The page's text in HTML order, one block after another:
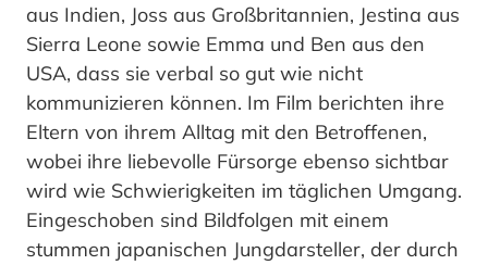
aus Indien, Joss aus Großbritannien, Jestina aus
Sierra Leone sowie Emma und Ben aus den
USA, dass sie verbal so gut wie nicht
kommunizieren können. Im Film berichten ihre
Eltern von ihrem Alltag mit den Betroffenen,
wobei ihre liebevolle Fürsorge ebenso sichtbar
wird wie Schwierigkeiten im täglichen Umgang.
Eingeschoben sind Bildfolgen mit einem
stummen japanischen Jungdarsteller, der durch